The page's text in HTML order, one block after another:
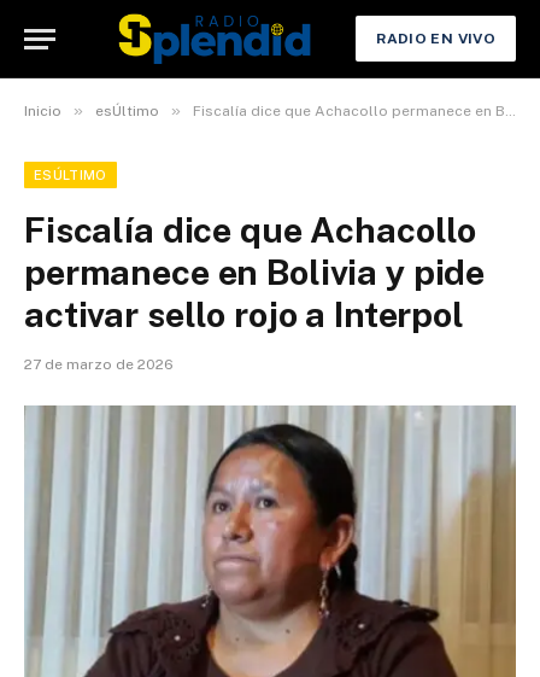
RADIO EN VIVO
Inicio » esÚltimo » Fiscalía dice que Achacollo permanece en Bolivia y pide activar sello rojo a Interpol
ESÚLTIMO
Fiscalía dice que Achacollo
permanece en Bolivia y pide
activar sello rojo a Interpol
27 de marzo de 2026